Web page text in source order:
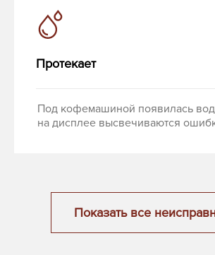
Протекает
Под кофемашиной появилась
на дисплее высвечиваются
Показать все